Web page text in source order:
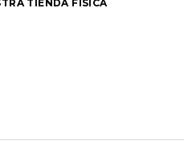
TIENDA FISICA